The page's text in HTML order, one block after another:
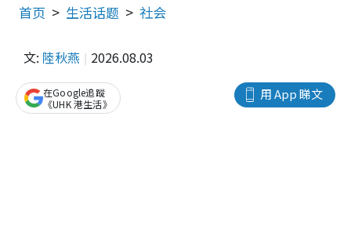
首页 生活话题 社会
文: 陸秋燕 2026.08.03
用 App 睇文
在Google追蹤
《UHK 港生活》